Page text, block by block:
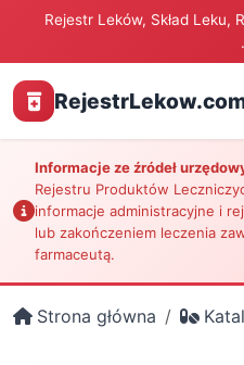
Rejestr Leków, Skład Leku,
.
Informacje ze źródeł
Rejestru Produktów
informacje administracyjne i
lub zakończeniem leczenia
farmaceutą.
Strona główna